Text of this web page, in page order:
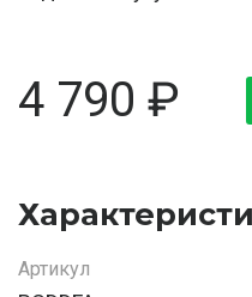
4 790 ₽
Артикул